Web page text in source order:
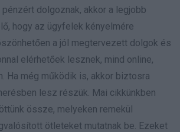
dolgoznak, akkor a legjobb
hogy az ügyfelek kényelmére
a jól megtervezett dolgok és
elérhetőek lesznek, mind online,
Ha még működik is, akkor biztosra
lesz részük. Mai cikkünkben
össze, melyeken remekül
ötleteket mutatnak be. Ezeket